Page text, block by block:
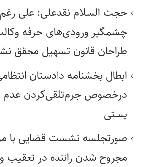
حجت السلام نقدعلی: علی
چشمگیر ورودی‌های حرفه
طراحان قانون تسهیل محقق
ابطال بخشنامه دادستان
درخصوص جرم‌تلقی‌کردن عدم
پستی
صورتجلسه نشست قضایی با
مجروح شدن راننده در تعقیب